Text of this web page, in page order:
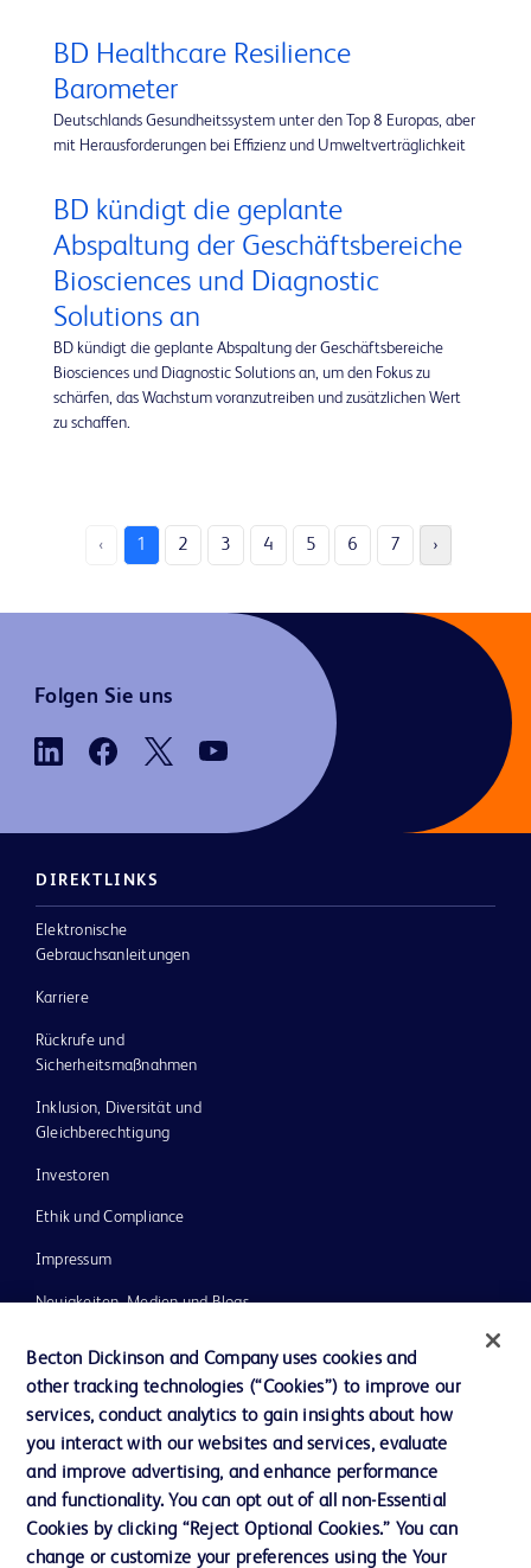
BD Healthcare Resilience
Barometer
Deutschlands Gesundheitssystem unter den Top 8 Europas, aber
mit Herausforderungen bei Effizienz und Umweltverträglichkeit
BD kündigt die geplante
Abspaltung der Geschäftsbereiche
Biosciences und Diagnostic
Solutions an
BD kündigt die geplante Abspaltung der Geschäftsbereiche
Biosciences und Diagnostic Solutions an, um den Fokus zu
schärfen, das Wachstum voranzutreiben und zusätzlichen Wert
zu schaffen.
‹ 1 2 3 4 5 6 7 ›
Folgen Sie uns
DIREKTLINKS
Elektronische
Gebrauchsanleitungen
Karriere
Rückrufe und
Sicherheitsmaßnahmen
Inklusion, Diversität und
Gleichberechtigung
Investoren
Ethik und Compliance
Impressum
Neuigkeiten, Medien und Blogs
Unser Unternehmen
AGB
Kontaktieren Sie uns
Becton Dickinson and Company uses cookies and
other tracking technologies (“Cookies”) to improve our
services, conduct analytics to gain insights about how
you interact with our websites and services, evaluate
and improve advertising, and enhance performance
and functionality. You can opt out of all non-Essential
Cookies by clicking “Reject Optional Cookies.” You can
change or customize your preferences using the Your